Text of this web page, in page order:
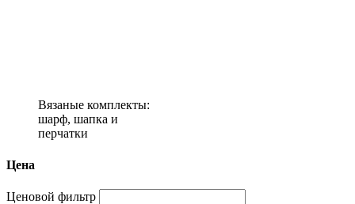
Вязаные комплекты:
шарф, шапка и
перчатки
Цена
Ценовой фильтр